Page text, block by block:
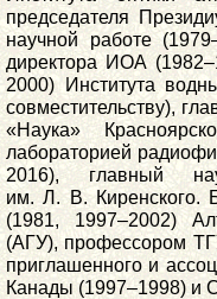
председателя
научной работе
директора ИОА
2000) Института
совместительству),
«Наука»
лабораторией
2016), главный
им. Л. В. Киренского.
(1981, 1997–2002)
(АГУ), профессором
приглашенного и
Канады (1997–1998) и